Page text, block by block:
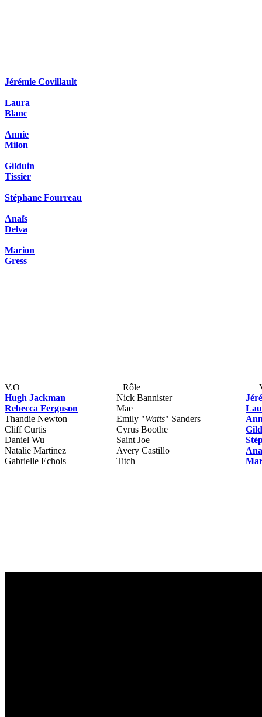
Jérémie Covillault
Laura
Blanc
Annie
Milon
Gilduin
Tissier
Stéphane Fourreau
Anaïs
Delva
Marion
Gress
V.O Rôle
Hugh Jackman
Nick Bannister
Rebecca Ferguson
Mae
Thandie Newton
Emily "Watts" Sanders
Cliff Curtis
Cyrus Boothe
Daniel Wu
Saint Joe
Natalie Martinez
Avery Castillo
Gabrielle Echols
Titch